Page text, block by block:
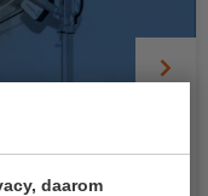
daarom
Veilig Dag